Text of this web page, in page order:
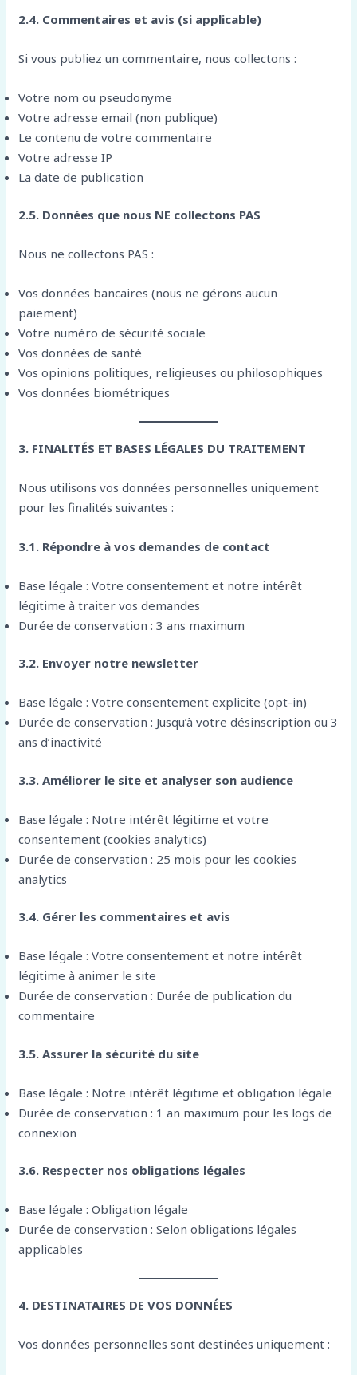
2.4. Commentaires et avis (si applicable)
Si vous publiez un commentaire, nous collectons :
Votre nom ou pseudonyme
Votre adresse email (non publique)
Le contenu de votre commentaire
Votre adresse IP
La date de publication
2.5. Données que nous NE collectons PAS
Nous ne collectons PAS :
Vos données bancaires (nous ne gérons aucun
paiement)
Votre numéro de sécurité sociale
Vos données de santé
Vos opinions politiques, religieuses ou philosophiques
Vos données biométriques
3. FINALITÉS ET BASES LÉGALES DU TRAITEMENT
Nous utilisons vos données personnelles uniquement
pour les finalités suivantes :
3.1. Répondre à vos demandes de contact
Base légale : Votre consentement et notre intérêt
légitime à traiter vos demandes
Durée de conservation : 3 ans maximum
3.2. Envoyer notre newsletter
Base légale : Votre consentement explicite (opt-in)
Durée de conservation : Jusqu’à votre désinscription ou 3
ans d’inactivité
3.3. Améliorer le site et analyser son audience
Base légale : Notre intérêt légitime et votre
consentement (cookies analytics)
Durée de conservation : 25 mois pour les cookies
analytics
3.4. Gérer les commentaires et avis
Base légale : Votre consentement et notre intérêt
légitime à animer le site
Durée de conservation : Durée de publication du
commentaire
3.5. Assurer la sécurité du site
Base légale : Notre intérêt légitime et obligation légale
Durée de conservation : 1 an maximum pour les logs de
connexion
3.6. Respecter nos obligations légales
Base légale : Obligation légale
Durée de conservation : Selon obligations légales
applicables
4. DESTINATAIRES DE VOS DONNÉES
Vos données personnelles sont destinées uniquement :